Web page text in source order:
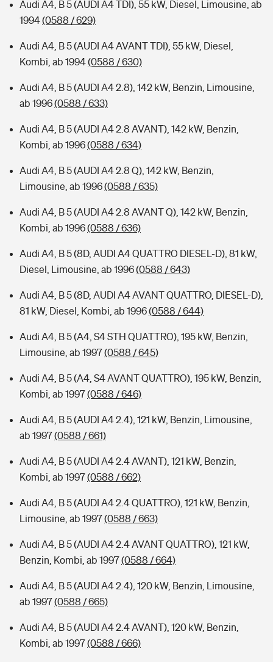
Audi A4, B 5 (AUDI A4 TDI), 55 kW, Diesel, Limousine, ab
1994(0588 / 629)
Audi A4, B 5 (AUDI A4 AVANT TDI), 55 kW, Diesel,
Kombi, ab 1994(0588 / 630)
Audi A4, B 5 (AUDI A4 2.8), 142 kW, Benzin, Limousine,
ab 1996(0588 / 633)
Audi A4, B 5 (AUDI A4 2.8 AVANT), 142 kW, Benzin,
Kombi, ab 1996(0588 / 634)
Audi A4, B 5 (AUDI A4 2.8 Q), 142 kW, Benzin,
Limousine, ab 1996(0588 / 635)
Audi A4, B 5 (AUDI A4 2.8 AVANT Q), 142 kW, Benzin,
Kombi, ab 1996(0588 / 636)
Audi A4, B 5 (8D, AUDI A4 QUATTRO DIESEL-D), 81 kW,
Diesel, Limousine, ab 1996(0588 / 643)
Audi A4, B 5 (8D, AUDI A4 AVANT QUATTRO, DIESEL-D),
81 kW, Diesel, Kombi, ab 1996(0588 / 644)
Audi A4, B 5 (A4, S4 STH QUATTRO), 195 kW, Benzin,
Limousine, ab 1997(0588 / 645)
Audi A4, B 5 (A4, S4 AVANT QUATTRO), 195 kW, Benzin,
Kombi, ab 1997(0588 / 646)
Audi A4, B 5 (AUDI A4 2.4), 121 kW, Benzin, Limousine,
ab 1997(0588 / 661)
Audi A4, B 5 (AUDI A4 2.4 AVANT), 121 kW, Benzin,
Kombi, ab 1997(0588 / 662)
Audi A4, B 5 (AUDI A4 2.4 QUATTRO), 121 kW, Benzin,
Limousine, ab 1997(0588 / 663)
Audi A4, B 5 (AUDI A4 2.4 AVANT QUATTRO), 121 kW,
Benzin, Kombi, ab 1997(0588 / 664)
Audi A4, B 5 (AUDI A4 2.4), 120 kW, Benzin, Limousine,
ab 1997(0588 / 665)
Audi A4, B 5 (AUDI A4 2.4 AVANT), 120 kW, Benzin,
Kombi, ab 1997(0588 / 666)